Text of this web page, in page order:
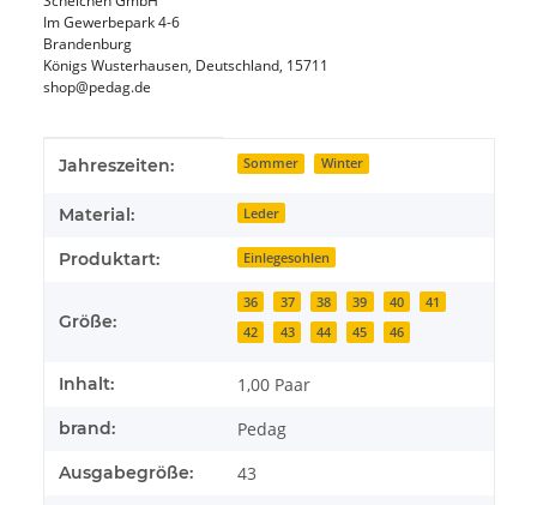
Im Gewerbepark 4-6
Brandenburg
Königs Wusterhausen, Deutschland, 15711
shop@pedag.de
Produkteigenschaft
Wert
Jahreszeiten: Sommer Winter
Material: Leder
Produktart: Einlegesohlen
Größe:
36 37 38 39 40
41
42
43 44 45 46
Inhalt: 1,00 Paar
brand: Pedag
Ausgabegröße: 43